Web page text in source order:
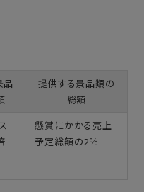
品
提供する景品類の
総額
懸賞にかかる売上
予定総額の2％